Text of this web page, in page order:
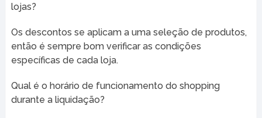
lojas?
Os descontos se aplicam a uma seleção de produtos,
então é sempre bom verificar as condições
específicas de cada loja.
Qual é o horário de funcionamento do shopping
durante a liquidação?